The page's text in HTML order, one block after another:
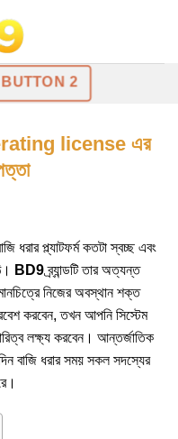
BUTTON 2
license এর
ধরার প্ল্যাটফর্ম কতটা স্বচ্ছ এবং
BD9ব্র্যান্ডটি তার অত্যন্ত
নিজের অবস্থান শক্ত
করবেন, তখন আপনি সিস্টেম
লক্ষ্য করবেন। আন্তর্জাতিক
বাজি ধরার সময় সকল সদস্যের